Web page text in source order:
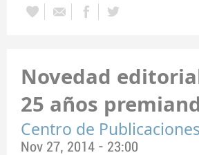
Novedad
25 años
Centro de
Nov 27, 2014 - 23:00